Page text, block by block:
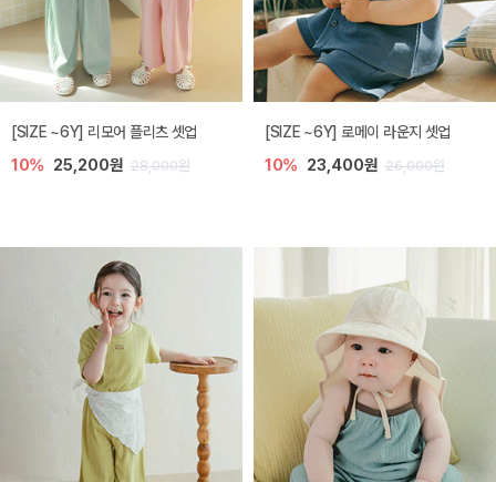
[SIZE ~6Y] 리모어 플리츠 셋업
10% 25,200원 28,000원
[SIZE ~6Y] 로메이 라운지 셋업
10% 23,400원 26,000원